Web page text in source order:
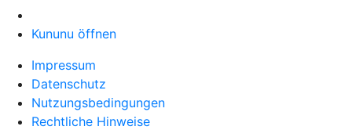
Kununu öffnen
Impressum
Datenschutz
Nutzungsbedingungen
Rechtliche Hinweise